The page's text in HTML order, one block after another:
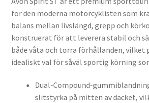
för den moderna motorcyklisten som
balans mellan livslängd, grepp och
konstruerat för att leverera stabil och
både våta och torra förhållanden,
idealiskt val för såväl sportig körning
Dual-Compound-
slitstyrka på mitten av däcket,